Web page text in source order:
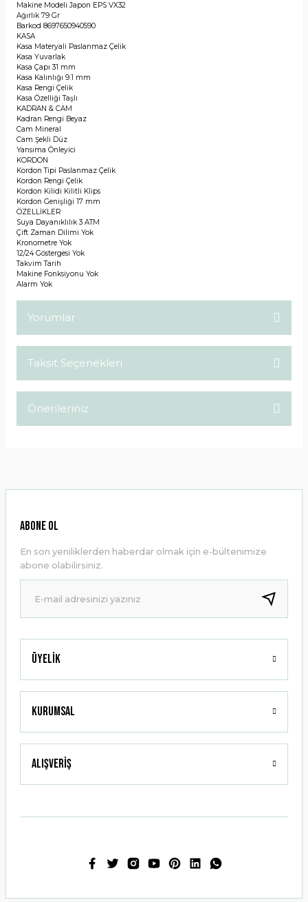
Makine Modeli Japon EPS VX32
Ağırlık 79 Gr
Barkod 8697650940590
KASA
Kasa Materyali Paslanmaz Çelik
Kasa Yuvarlak
Kasa Çapı 31 mm
Kasa Kalınlığı 9.1 mm
Kasa Rengi Çelik
Kasa Özelliği Taşlı
KADRAN & CAM
Kadran Rengi Beyaz
Cam Mineral
Cam Şekli Düz
Yansıma Önleyici
KORDON
Kordon Tipi Paslanmaz Çelik
Kordon Rengi Çelik
Kordon Kilidi Kilitli Klips
Kordon Genişliği 17 mm
ÖZELLİKLER
Suya Dayanıklılık 3 ATM
Çift Zaman Dilimi Yok
Kronometre Yok
12/24 Göstergesi Yok
Takvim Tarih
Makine Fonksiyonu Yok
Alarm Yok
Yorumlar
Taksit Seçenekleri
Önerileriniz
Ürün resmi kalitesiz, bozuk veya görüntülenemiyor.
Ürün bilgilerinde hatalar bulunuyor.
Ürün fiyatı diğer sitelerden daha pahalı.
Bu ürüne benzer farklı alternatifler olmalı.
Gönder
Üyelik
Kurumsal
Alışveriş
ABONE OL
En son yeniliklerden haberdar olmak için e-bültenimize
abone olabilirsiniz.